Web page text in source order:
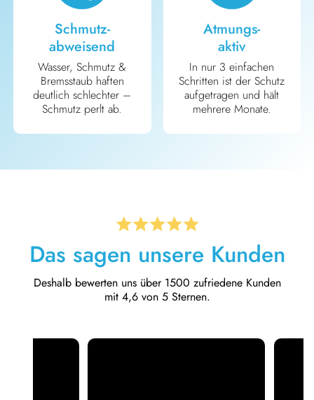
Schmutz-
abweisend
Wasser, Schmutz &
Bremsstaub haften
deutlich schlechter –
Schmutz perlt ab.
Atmungs-
aktiv
In nur 3 einfachen
Schritten ist der Schutz
aufgetragen und hält
mehrere Monate.
Das sagen unsere Kunden
Deshalb bewerten uns über 1500 zufriedene Kunden
mit 4,6 von 5 Sternen.